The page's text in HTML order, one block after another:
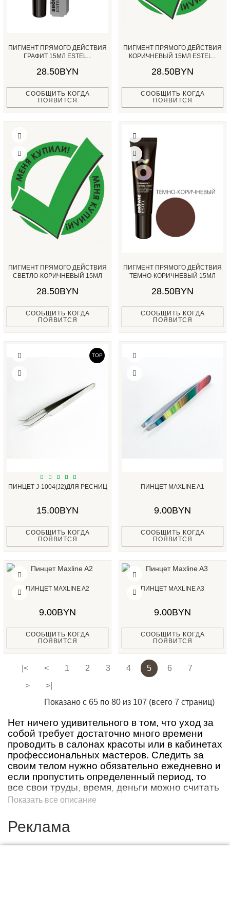
ПИГМЕНТ ПРЯМОГО ДЕЙСТВИЯ
ГРАФИТ 15МЛ ESTEL...
28.50BYN
СООБЩИТЬ КОГДА
ПОЯВИТСЯ
ПИГМЕНТ ПРЯМОГО ДЕЙСТВИЯ
КОРИЧНЕВЫЙ 15МЛ ESTEL...
28.50BYN
СООБЩИТЬ КОГДА
ПОЯВИТСЯ
ПИГМЕНТ ПРЯМОГО ДЕЙСТВИЯ
СВЕТЛО-КОРИЧНЕВЫЙ 15МЛ
28.50BYN
СООБЩИТЬ КОГДА
ПОЯВИТСЯ
ПИГМЕНТ ПРЯМОГО ДЕЙСТВИЯ
ТЕМНО-КОРИЧНЕВЫЙ 15МЛ
28.50BYN
СООБЩИТЬ КОГДА
ПОЯВИТСЯ
TOP
ПИНЦЕТ J-1004(J2)ДЛЯ РЕСНИЦ
15.00BYN
СООБЩИТЬ КОГДА
ПОЯВИТСЯ
ПИНЦЕТ MAXLINE A1
9.00BYN
СООБЩИТЬ КОГДА
ПОЯВИТСЯ
ПИНЦЕТ MAXLINE A2
9.00BYN
СООБЩИТЬ КОГДА
ПОЯВИТСЯ
ПИНЦЕТ MAXLINE A3
9.00BYN
СООБЩИТЬ КОГДА
ПОЯВИТСЯ
|< < 1 2 3 4 5 6
7
>
>|
Показано с 65 по 80 из 107 (всего 7 страниц)
Нет ничего удивительного в том, что уход за
собой требует достаточно много времени
проводить в салонах красоты или в кабинетах
профессиональных мастеров. Следить за
своим телом нужно обязательно ежедневно и
если пропустить определенный период, то
все свои труды, время, деньги можно считать
потраченными впустую.
Стоит признать, что заботу требуют не
только полностью тело или кожа, но, в
частности, ресницы и брови. Для того чтобы
Показать все описание
Реклама